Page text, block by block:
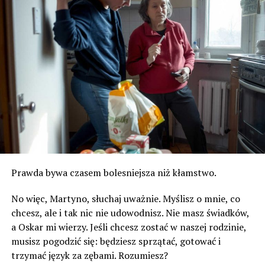
Prawda bywa czasem bolesniejsza niż kłamstwo.
No więc, Martyno, słuchaj uważnie. Myślisz o mnie, co
chcesz, ale i tak nic nie udowodnisz. Nie masz świadków,
a Oskar mi wierzy. Jeśli chcesz zostać w naszej rodzinie,
musisz pogodzić się: będziesz sprzątać, gotować i
trzymać język za zębami. Rozumiesz?